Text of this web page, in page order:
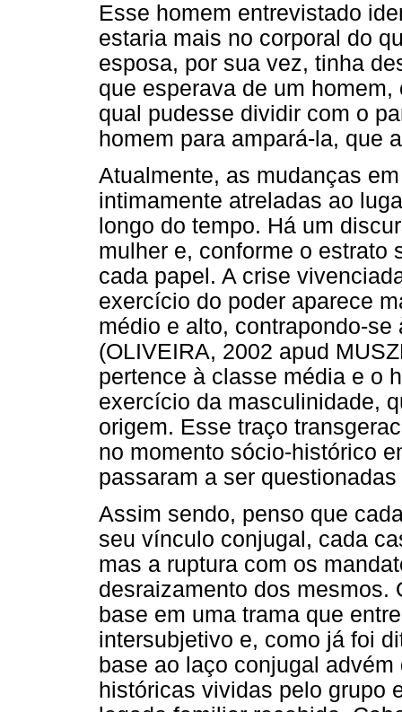
Esse homem entrevistado
estaria mais no corporal do
esposa, por sua vez, tinha
que esperava de um
qual pudesse dividir com o
homem para ampará-la, que
Atualmente, as mudanças
intimamente atreladas ao
longo do tempo. Há um
mulher e, conforme o estrato
cada papel. A crise
exercício do poder aparece
médio e alto, contrapondo-
(OLIVEIRA, 2002 apud
pertence à classe média e o
exercício da masculinidade,
origem. Esse traço
no momento sócio-histórico
passaram a ser
Assim sendo, penso que
seu vínculo conjugal, cada
mas a ruptura com os
desraizamento dos
base em uma trama que
intersubjetivo e, como já foi
base ao laço conjugal
históricas vividas pelo grupo